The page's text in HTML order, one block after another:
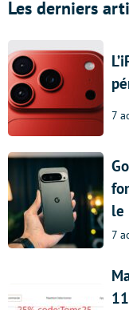
Les derniers
7
le
7